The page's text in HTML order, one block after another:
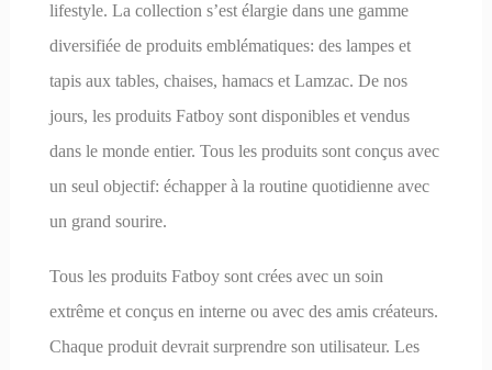
lifestyle. La collection s’est élargie dans une gamme
diversifiée de produits emblématiques: des lampes et
tapis aux tables, chaises, hamacs et Lamzac. De nos
jours, les produits Fatboy sont disponibles et vendus
dans le monde entier. Tous les produits sont conçus avec
un seul objectif: échapper à la routine quotidienne avec
un grand sourire.
Tous les produits Fatboy sont crées avec un soin
extrême et conçus en interne ou avec des amis créateurs.
Chaque produit devrait surprendre son utilisateur. Les